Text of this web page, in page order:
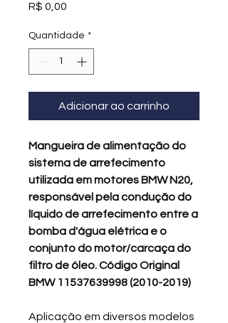
R$ 0,00
Quantidade *
Adicionar ao carrinho
Mangueira de alimentação do
sistema de arrefecimento
utilizada em motores BMW N20,
responsável pela condução do
líquido de arrefecimento entre a
bomba d'água elétrica e o
conjunto do motor/carcaça do
filtro de óleo. Código Original
BMW 11537639998 (2010-2019)
Aplicação em diversos modelos